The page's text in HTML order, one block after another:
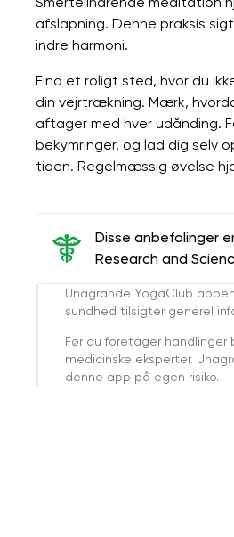
afslapning. Denne praksis
indre harmoni.
Find et roligt sted, hvor du
din vejrtrækning. Mærk,
aftager med hver udånding.
bekymringer, og lad dig selv
tiden. Regelmæssig øvelse
Disse anbefalinger
Research and
Unagrande YogaClub
sundhed tilsigter generel
Før du foretager
medicinske eksperter.
denne app på egen risiko.